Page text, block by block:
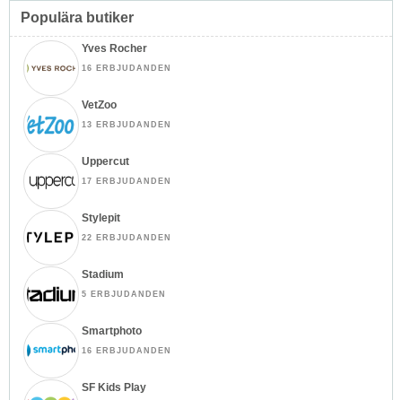
Populära butiker
Yves Rocher
16 ERBJUDANDEN
VetZoo
13 ERBJUDANDEN
Uppercut
17 ERBJUDANDEN
Stylepit
22 ERBJUDANDEN
Stadium
5 ERBJUDANDEN
Smartphoto
16 ERBJUDANDEN
SF Kids Play